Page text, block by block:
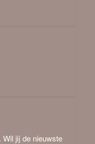
jij de nieuwste